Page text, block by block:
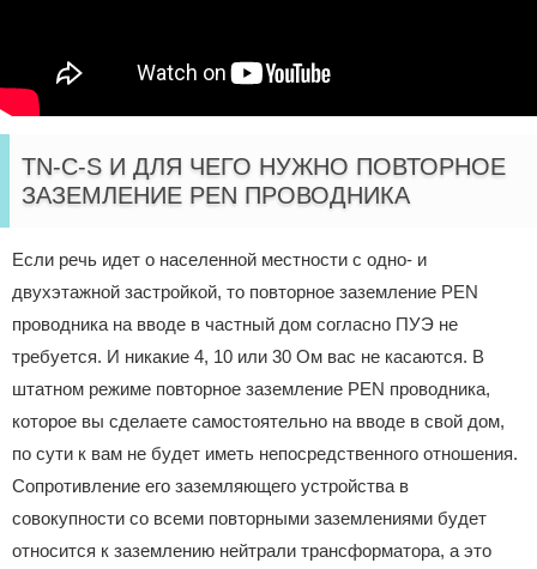
TN-C-S И ДЛЯ ЧЕГО НУЖНО ПОВТОРНОЕ
ЗАЗЕМЛЕНИЕ PEN ПРОВОДНИКА
Если речь идет о населенной местности с одно- и
двухэтажной застройкой, то повторное заземление PEN
проводника на вводе в частный дом согласно ПУЭ не
требуется. И никакие 4, 10 или 30 Ом вас не касаются. В
штатном режиме повторное заземление PEN проводника,
которое вы сделаете самостоятельно на вводе в свой дом,
по сути к вам не будет иметь непосредственного отношения.
Сопротивление его заземляющего устройства в
совокупности со всеми повторными заземлениями будет
относится к заземлению нейтрали трансформатора, а это